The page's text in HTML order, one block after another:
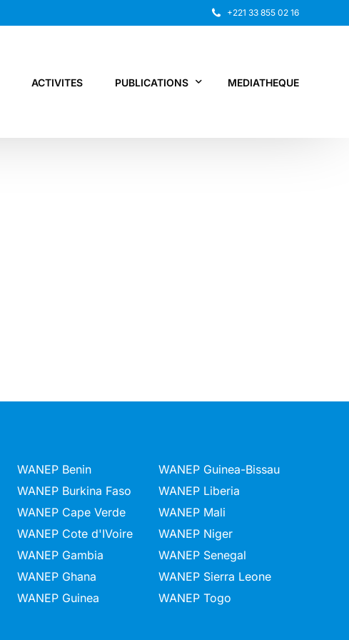
+221 33 855 02 16
ACTIVITES PUBLICATIONS MEDIATHEQUE
WANEP Benin
WANEP Burkina Faso
WANEP Cape Verde
WANEP Cote d'IVoire
WANEP Gambia
WANEP Ghana
WANEP Guinea
WANEP Guinea-Bissau
WANEP Liberia
WANEP Mali
WANEP Niger
WANEP Senegal
WANEP Sierra Leone
WANEP Togo